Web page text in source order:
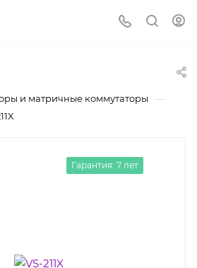
и матричные коммутаторы —
Гарантия: 7 лет